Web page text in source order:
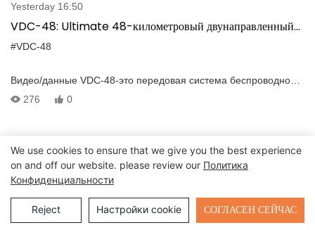
Yesterday 16:50
VDC-48: Ultimate 48-километровый двунаправленный
видео/передача данных с автоматическим обнаружением
#VDC-48
Видео/данные VDC-48-это передовая система беспроводной
передачи видео/данных TDD с диапазоном передачи MAX 48
передаче и автоматическом управлении мощностью. Эти
возможности значительно повышают его сопротивление
многолучевому и помехам, обеспечивая высокую надежность,
исключительную стабильность и низкую задержку в работе.
276 0
Send Inquiry
We use cookies to ensure that we give you the best experience
on and off our website. please review our Политика
Конфиденциальности
Reject Настройки cookie СОГЛАСЕН СЕЙЧАС